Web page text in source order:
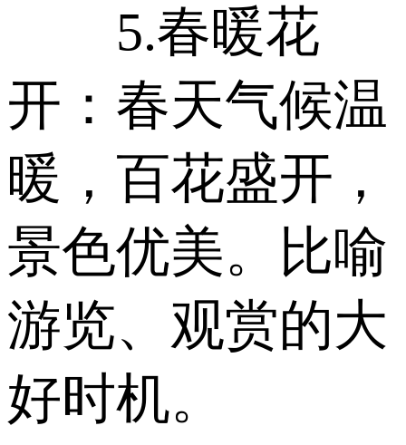
5.春暖花
开：春天气候温
暖，百花盛开，
景色优美。比喻
游览、观赏的大
好时机。